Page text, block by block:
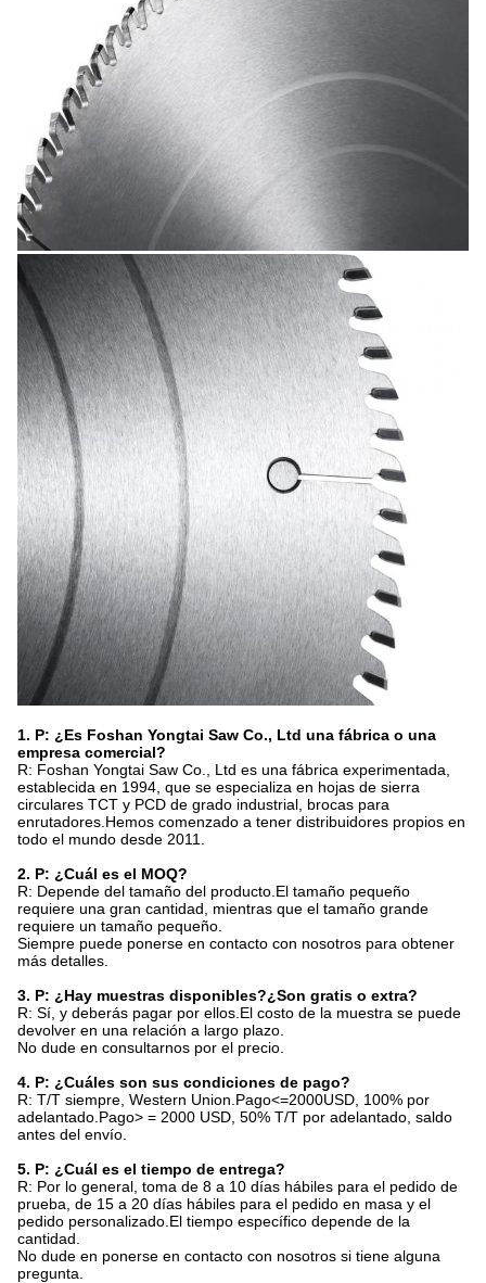
1. P: ¿Es Foshan Yongtai Saw Co., Ltd una fábrica o una
empresa comercial?
R: Foshan Yongtai Saw Co., Ltd es una fábrica experimentada,
establecida en 1994, que se especializa en hojas de sierra
circulares TCT y PCD de grado industrial, brocas para
enrutadores.Hemos comenzado a tener distribuidores propios en
todo el mundo desde 2011.
2. P: ¿Cuál es el MOQ?
R: Depende del tamaño del producto.El tamaño pequeño
requiere una gran cantidad, mientras que el tamaño grande
requiere un tamaño pequeño.
Siempre puede ponerse en contacto con nosotros para obtener
más detalles.
3. P: ¿Hay muestras disponibles?¿Son gratis o extra?
R: Sí, y deberás pagar por ellos.El costo de la muestra se puede
devolver en una relación a largo plazo.
No dude en consultarnos por el precio.
4. P: ¿Cuáles son sus condiciones de pago?
R: T/T siempre, Western Union.Pago<=2000USD, 100% por
adelantado.Pago> = 2000 USD, 50% T/T por adelantado, saldo
antes del envío.
5. P: ¿Cuál es el tiempo de entrega?
R: Por lo general, toma de 8 a 10 días hábiles para el pedido de
prueba, de 15 a 20 días hábiles para el pedido en masa y el
pedido personalizado.El tiempo específico depende de la
cantidad.
No dude en ponerse en contacto con nosotros si tiene alguna
pregunta.